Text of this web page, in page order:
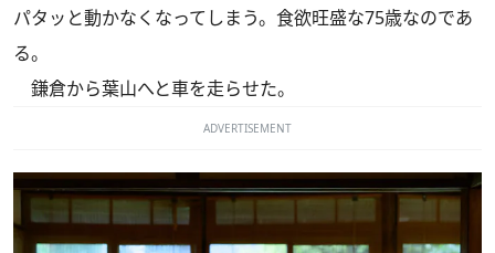
パタッと動かなくなってしまう。食欲旺盛な75歳なのであ
る。
鎌倉から葉山へと車を走らせた。
ADVERTISEMENT